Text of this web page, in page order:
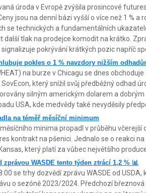
úroda v Evropě zvýšila prosincové
jsou na denní bázi vyšší o více než 1 % a
se technických a fundamentálních
další tlak na prodejce komodit na krátko.
pokrývání krátkých pozic napříč
pokles o 1 % navzdory nižším
na burze v Chicagu se dnes
který snížil svůj předběžný odhad
silným americkým dolarem a
USA, kde medvědy také nevyděsily
na téměř měsíční minimum
minima propadl v průběhu včerejší
kontrakt na pšenici. Jednalo se o reakci
který platí za vůbec největšího
zprávou WASDE tento týden ztrácí 1,2 % 📊
se trhy dozvědí zprávu WASDE od
o sezóně 2023/2024. Předchozí